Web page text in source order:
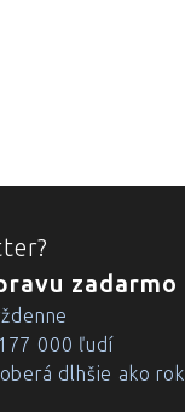
zadarmo
000 ľudí
dlhšie ako rok